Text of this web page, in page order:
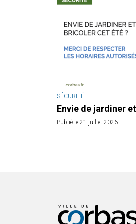
SÉCURITÉ
Envie de jardiner
Publié le 21 juillet 2026